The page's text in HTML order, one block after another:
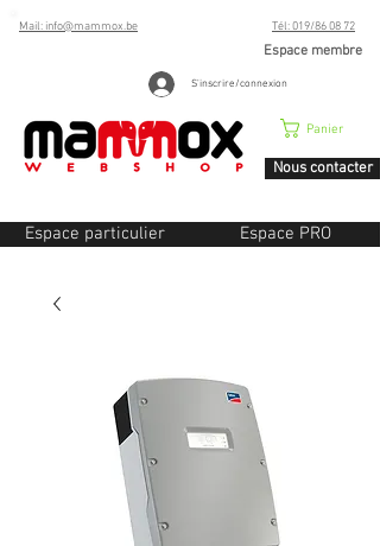
Mail: info@mammox.be Tél: 019/86 08 72
Espace membre
S'inscrire/connexion
Panier
Nous contacter
Espace particulier Espace PRO